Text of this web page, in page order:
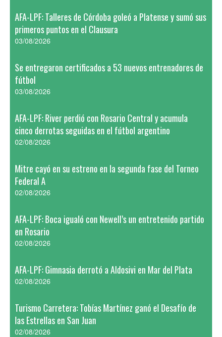
AFA-LPF: Talleres de Córdoba goleó a Platense y sumó sus
primeros puntos en el Clausura
03/08/2026
Se entregaron certificados a 53 nuevos entrenadores de
fútbol
03/08/2026
AFA-LPF: River perdió con Rosario Central y acumula
cinco derrotas seguidas en el fútbol argentino
02/08/2026
Mitre cayó en su estreno en la segunda fase del Torneo
Federal A
02/08/2026
AFA-LPF: Boca igualó con Newell’s un entretenido partido
en Rosario
02/08/2026
AFA-LPF: Gimnasia derrotó a Aldosivi en Mar del Plata
02/08/2026
Turismo Carretera: Tobías Martínez ganó el Desafío de
las Estrellas en San Juan
02/08/2026